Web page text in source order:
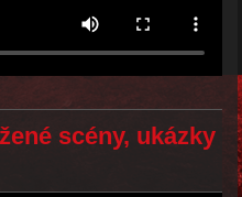
scény, ukázky